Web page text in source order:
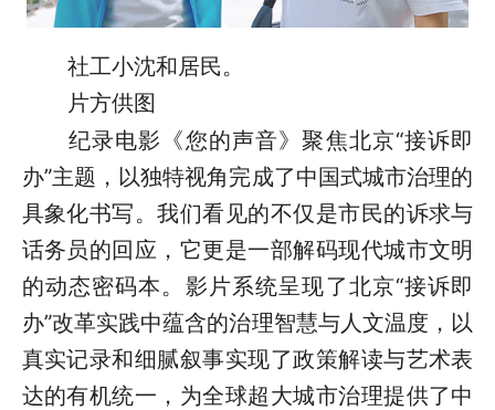
社工小沈和居民。
片方供图
纪录电影《您的声音》聚焦北京“接诉即
办”主题，以独特视角完成了中国式城市治理的
具象化书写。我们看见的不仅是市民的诉求与
话务员的回应，它更是一部解码现代城市文明
的动态密码本。影片系统呈现了北京“接诉即
办”改革实践中蕴含的治理智慧与人文温度，以
真实记录和细腻叙事实现了政策解读与艺术表
达的有机统一，为全球超大城市治理提供了中